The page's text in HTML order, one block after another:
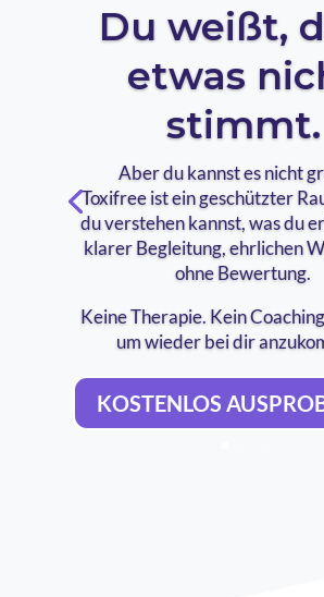
Du weißt,
etwas
stimmt.
Aber du kannst es nicht
Toxifree ist ein geschützter
du verstehen kannst, was du
klarer Begleitung, ehrlichen
ohne Bewertung.
Keine Therapie. Kein
um wieder bei dir
KOSTENLOS